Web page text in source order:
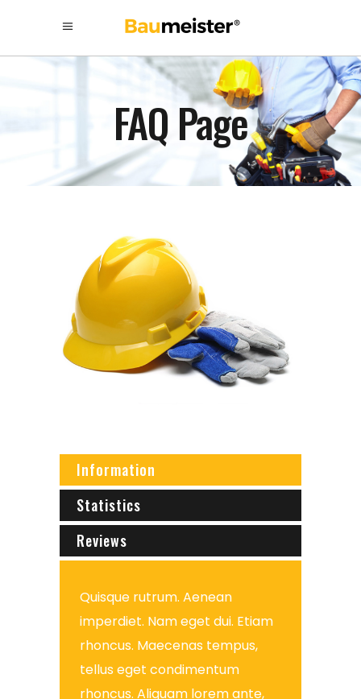
FAQ Page
Information
Statistics
Reviews
Quisque rutrum. Aenean
imperdiet. Nam eget dui. Etiam
rhoncus. Maecenas tempus,
tellus eget condimentum
rhoncus. Aliquam lorem ante,